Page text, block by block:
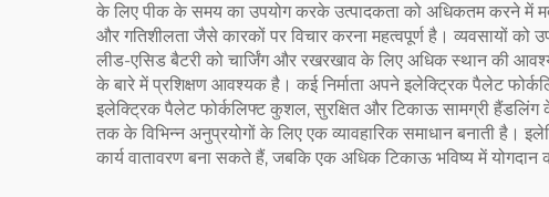
के लिए पीक के समय का उपयोग करके उत्पादकता को अधिकतम करने में
और गतिशीलता जैसे कारकों पर विचार करना महत्वपूर्ण है। व्यवसायों को
लीड-एसिड बैटरी को चार्जिंग और रखरखाव के लिए अधिक स्थान की
के बारे में प्रशिक्षण आवश्यक है। कई निर्माता अपने इलेक्ट्रिक पैलेट
इलेक्ट्रिक पैलेट फोर्कलिफ्ट कुशल, सुरक्षित और टिकाऊ सामग्री हैंडलिंग
तक के विभिन्न अनुप्रयोगों के लिए एक व्यावहारिक समाधान बनाती
कार्य वातावरण बना सकते हैं, जबकि एक अधिक टिकाऊ भविष्य में